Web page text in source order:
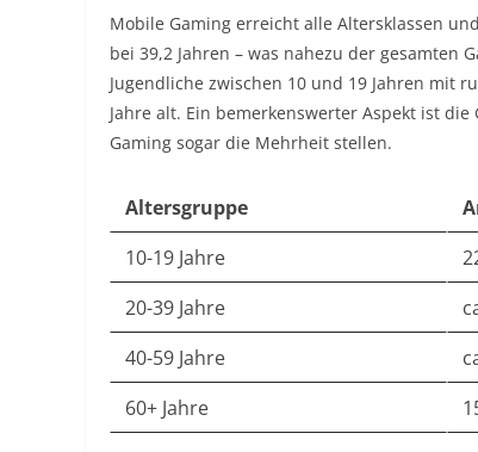
Mobile Gaming erreicht alle Altersklassen
bei 39,2 Jahren – was nahezu der
Jugendliche zwischen 10 und 19 Jahren mit
Jahre alt. Ein bemerkenswerter Aspekt ist
Gaming sogar die Mehrheit stellen.
Altersgruppe
10-19 Jahre
20-39 Jahre
40-59 Jahre
60+ Jahre